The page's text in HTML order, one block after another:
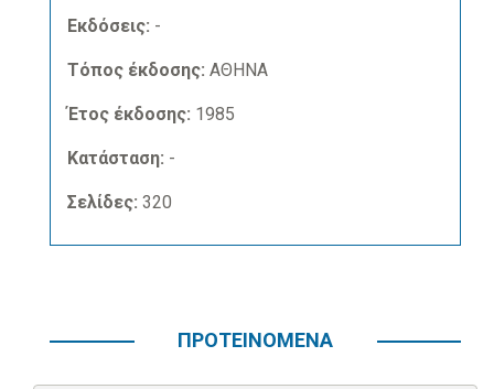
Εκδόσεις: -
Τόπος έκδοσης: ΑΘΗΝΑ
Έτος έκδοσης: 1985
Κατάσταση: -
Σελίδες: 320
ΠΡΟΤΕΙΝΟΜΕΝΑ